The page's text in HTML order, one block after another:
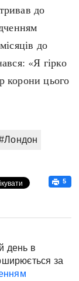
до
до
«Я гірко
корони цього
5
день в
за